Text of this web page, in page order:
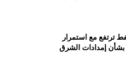
ترتفع مع استمرار
بشأن إمدادات الشرق